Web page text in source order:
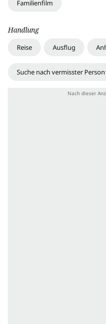
Familienfilm
Handlung
Reise Ausflug
Suche nach vermisster Person